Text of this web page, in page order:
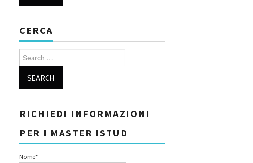
CERCA
Search for:
RICHIEDI INFORMAZIONI
PER I MASTER ISTUD
Nome*